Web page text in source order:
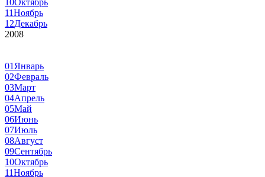
10Октябрь
11Ноябрь
12Декабрь
2008
01 Январь
02Февраль
03Март
04Апрель
05Май
06Июнь
07Июль
08Август
09Сентябрь
10Октябрь
11Ноябрь